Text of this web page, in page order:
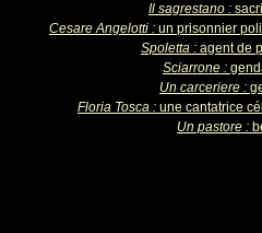
Il sagrestano :
Cesare Angelotti : un prisonnier
Spoletta : agent de
Sciarrone :
Un carceriere :
Floria Tosca : une cantatrice
Un pastore :